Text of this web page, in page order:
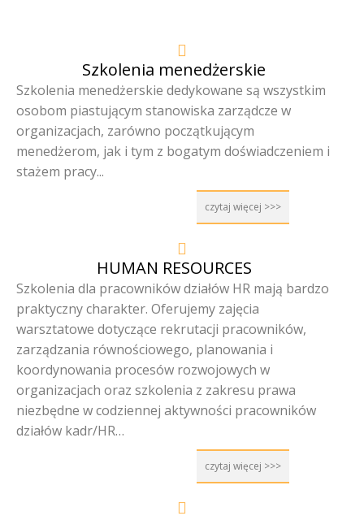
Szkolenia menedżerskie
Szkolenia menedżerskie dedykowane są wszystkim
osobom piastującym stanowiska zarządcze w
organizacjach, zarówno początkującym
menedżerom, jak i tym z bogatym doświadczeniem i
stażem pracy...
czytaj więcej >>>
HUMAN RESOURCES
Szkolenia dla pracowników działów HR mają bardzo
praktyczny charakter. Oferujemy zajęcia
warsztatowe dotyczące rekrutacji pracowników,
zarządzania równościowego, planowania i
koordynowania procesów rozwojowych w
organizacjach oraz szkolenia z zakresu prawa
niezbędne w codziennej aktywności pracowników
działów kadr/HR…
czytaj więcej >>>